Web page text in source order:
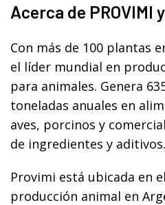
Acerca de PROVIMI
Con más de 100 plantas
el líder mundial en
para animales. Genera
toneladas anuales en
aves, porcinos y
de ingredientes y aditivos.
Provimi está ubicada en
producción animal en